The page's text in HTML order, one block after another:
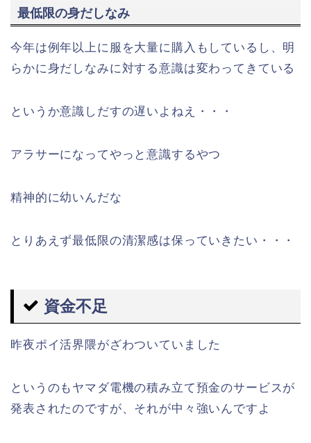
最低限の身だしなみ
今年は例年以上に服を大量に購入もしているし、明
らかに身だしなみに対する意識は変わってきている
というか意識しだすの遅いよねえ・・・
アラサーになってやっと意識するやつ
精神的に幼いんだな
とりあえず最低限の清潔感は保っていきたい・・・
資金不足
昨夜ポイ活界隈がざわついていました
というのもヤマダ電機の積み立て預金のサービスが
発表されたのですが、それが中々強いんですよ